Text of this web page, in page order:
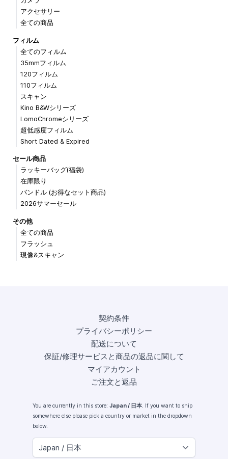
アクセサリー
全ての商品
フィルム
全てのフィルム
35mmフィルム
120フィルム
110フィルム
スキャン
Kino B&Wシリーズ
LomoChromeシリーズ
超低感度フィルム
Short Dated & Expired
セール商品
ラッキーバッグ(福袋)
在庫限り
バンドル (お得なセット商品)
2026サマーセール
その他
全ての商品
フラッシュ
現像&スキャン
契約条件
プライバシーポリシー
配送について
保証/修理サービスと商品の返品に関して
マイアカウント
ご注文と返品
You are currently in this store: Japan / 日本. If you want to ship
somewhere else please pick a country or market in the dropdown
below.